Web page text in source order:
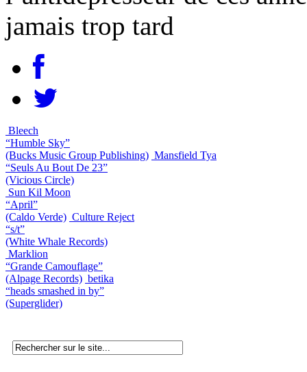
jamais trop tard
Bleech
“Humble Sky”
(Bucks Music Group Publishing) Mansfield Tya
“Seuls Au Bout De 23”
(Vicious Circle)
Sun Kil Moon
“April”
(Caldo Verde) Culture Reject
“s/t”
(White Whale Records)
Marklion
“Grande Camouflage”
(Alpage Records) betika
“heads smashed in by”
(Superglider)